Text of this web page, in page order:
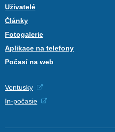
Uživatelé
Články
Fotogalerie
Aplikace na telefony
Počasí na web
Ventusky
In-počasie